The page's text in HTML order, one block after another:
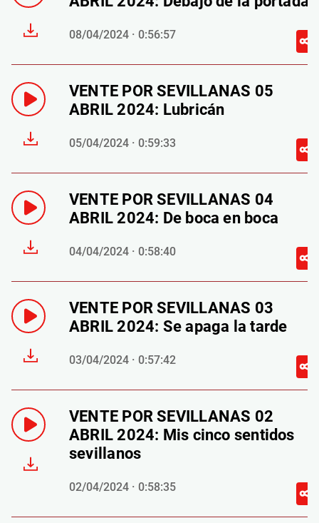
08/04/2024 · 0:56:57
VENTE POR SEVILLANAS 05
ABRIL 2024: Lubricán
05/04/2024 · 0:59:33
VENTE POR SEVILLANAS 04
ABRIL 2024: De boca en boca
04/04/2024 · 0:58:40
VENTE POR SEVILLANAS 03
ABRIL 2024: Se apaga la tarde
03/04/2024 · 0:57:42
VENTE POR SEVILLANAS 02
ABRIL 2024: Mis cinco sentidos
sevillanos
02/04/2024 · 0:58:35